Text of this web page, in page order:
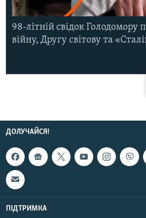
98-літній свідок
війну, Другу світову та
ДОЛУЧАЙСЯ!
ПІДТРИМКА